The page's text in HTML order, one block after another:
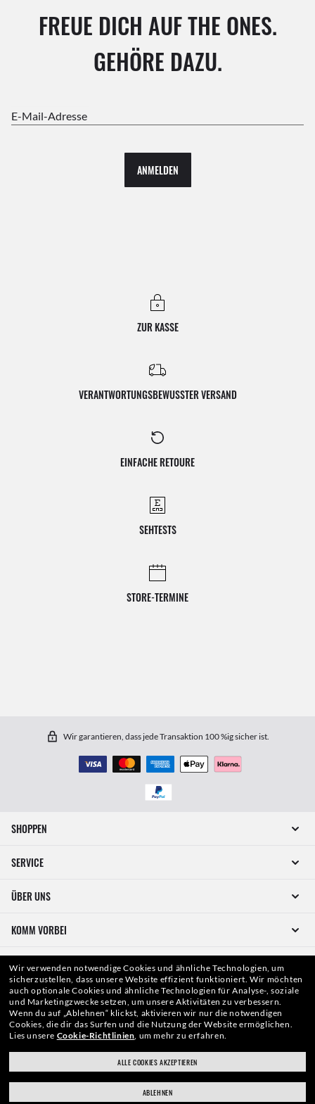
FREUE DICH AUF THE ONES.
GEHÖRE DAZU.
E-Mail-Adresse
ANMELDEN
ZUR KASSE
VERANTWORTUNGSBEWUSSTER VERSAND
EINFACHE RETOURE
SEHTESTS
STORE-TERMINE
Wir garantieren, dass jede Transaktion 100 %ig sicher ist.
SHOPPEN
SERVICE
ÜBER UNS
KOMM VORBEI
WIE KÖNNEN WIR HELFEN?
Wir verwenden notwendige Cookies und ähnliche Technologien, um
sicherzustellen, dass unsere Website effizient funktioniert. Wir möchten
auch optionale Cookies und ähnliche Technologien für Analyse-, soziale
und Marketingzwecke setzen, um unsere Aktivitäten zu verbessern.
Wenn du auf „Ablehnen“ klickst, aktivieren wir nur die notwendigen
Cookies, die dir das Surfen und die Nutzung der Website ermöglichen.
Lies unsere Cookie-Richtlinien, um mehr zu erfahren.
ALLE COOKIES AKZEPTIEREN
ABLEHNEN